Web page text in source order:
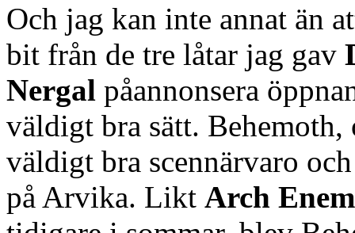
Och jag kan inte annat än
bit från de tre låtar jag gav
Nergal påannonsera
väldigt bra sätt.
väldigt bra scennärvaro
på Arvika. Likt Arch